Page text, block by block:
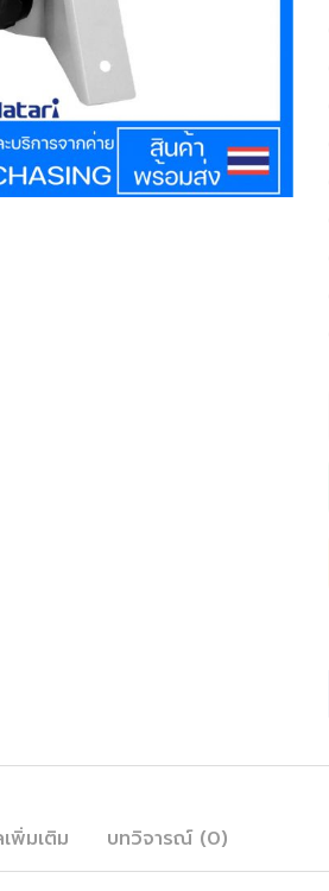
พิ่มเติม บทวิจารณ์ (0)